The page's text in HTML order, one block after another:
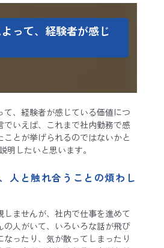
って、経験者が感じ
て、経験者が感じている価値につ
でいえば、これまで社内勤務で感
ことが挙げられるのではないかと
明したいと思います。
人と触れ合うことの煩わし
ませんが、社内で仕事を進めて
の人がいて、いろいろな話が飛び
ったり、気が散ってしまったり